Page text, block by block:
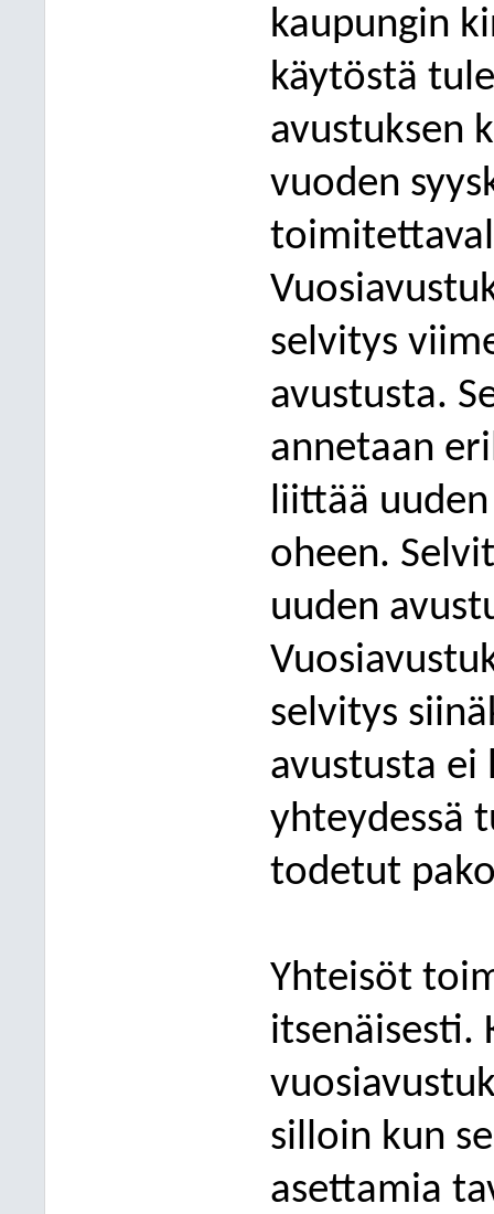
kaupungin
käytöstä
avustuksen
vuoden
selvitys
avustusta.
annetaan
liittää
oheen.
uuden
selvitys
avustusta ei
yhteydessä
todetut
Yhteisöt
itsenäisesti.
silloin kun
asettamia